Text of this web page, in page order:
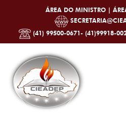
ÁREA DO MINISTRO |
(41) 99500-0671- (41)99918-